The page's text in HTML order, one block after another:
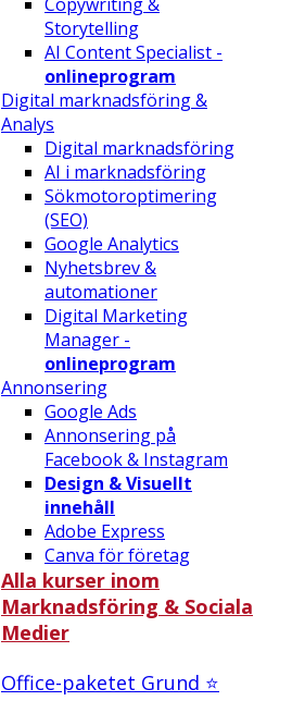
Storytelling
AI Content Specialist -
onlineprogram
Digital marknadsföring &
Analys
Digital marknadsföring
AI i marknadsföring
Sökmotoroptimering
(SEO)
Google Analytics
Nyhetsbrev &
automationer
Digital Marketing
Manager -
onlineprogram
Annonsering
Google Ads
Annonsering på
Facebook & Instagram
Design & Visuellt
innehåll
Adobe Express
Canva för företag
Alla kurser inom
Marknadsföring & Sociala
Medier
Office-paketet Grund ⭐